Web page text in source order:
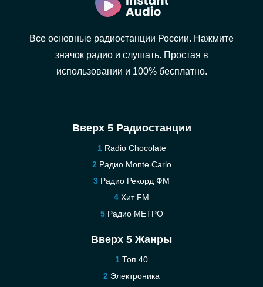
Все основные радиостанции России. Нажмите
значок радио и слушать. Простая в
использовании и 100% бесплатно.
Вверх 5 Радиостанции
Radio Chocolate
Радио Monte Carlo
Радио Рекорд ФМ
Хит FM
Радио МЕТРО
Вверх 5 Жанры
Топ 40
Электроника